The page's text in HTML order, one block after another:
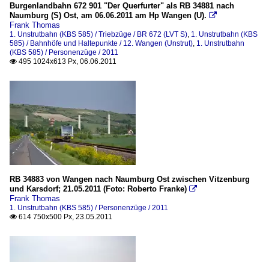
Burgenlandbahn 672 901 "Der Querfurter" als RB 34881 nach
Naumburg (S) Ost, am 06.06.2011 am Hp Wangen (U). 
Frank Thomas
1. Unstrutbahn (KBS 585) / Triebzüge / BR 672 (LVT S) 1. Unstrutbahn (KBS
585) / Bahnhöfe und Haltepunkte / 12. Wangen (Unstrut) 1. Unstrutbahn
(KBS 585) / Personenzüge / 2011
 495 1024x613 Px, 06.06.2011
RB 34883 von Wangen nach Naumburg Ost zwischen Vitzenburg
und Karsdorf; 21.05.2011 (Foto: Roberto Franke) 
Frank Thomas
1. Unstrutbahn (KBS 585) / Personenzüge / 2011
 614 750x500 Px, 23.05.2011